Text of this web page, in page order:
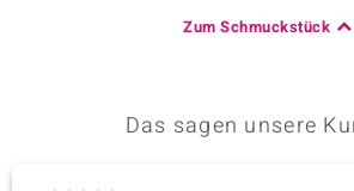
Zum Schmuckstück
Das sagen unsere